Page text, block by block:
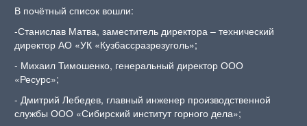
В почётный список вошли:
‑Станислав Матва, заместитель директора – технический
директор АО «УК «Кузбассразрезуголь»;
‑ Михаил Тимошенко, генеральный директор ООО
«Ресурс»;
‑ Дмитрий Лебедев, главный инженер производственной
службы ООО «Сибирский институт горного дела»;